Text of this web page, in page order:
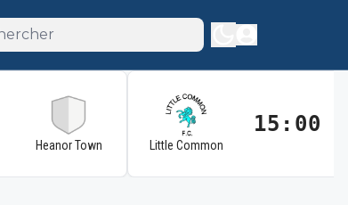
Heanor Town Little Common
15:00